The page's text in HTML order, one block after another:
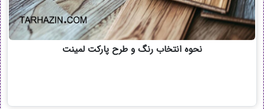
نحوه انتخاب رنگ و طرح پارکت لمینت